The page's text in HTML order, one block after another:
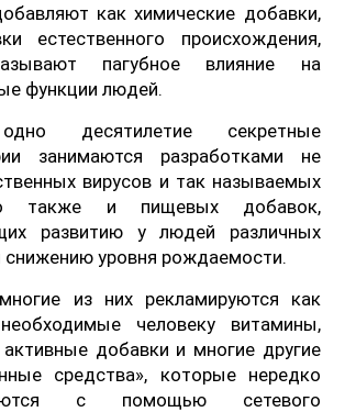
как химические добавки,
естественного происхождения,
пагубное влияние на
функции людей.
десятилетие секретные
занимаются разработками не
вирусов и так называемых
также и пищевых добавок,
развитию у людей различных
снижению уровня рождаемости.
из них рекламируются как
человеку витамины,
активные добавки и многие другие
средства», которые нередко
с помощью сетевого